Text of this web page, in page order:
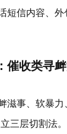
短信内容、
催收类寻
滋事、软暴
三层切割法。